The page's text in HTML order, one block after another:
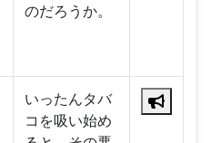
のだろうか。
いったんタバ
コを吸い始め